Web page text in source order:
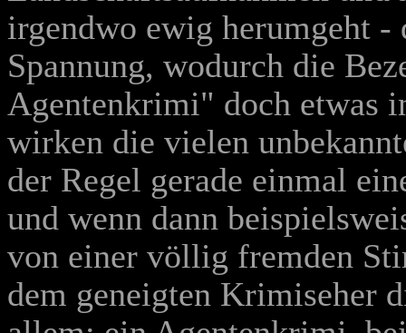
irgendwo ewig herumgeht -
Spannung, wodurch die
Agentenkrimi" doch etwas
wirken die vielen
der Regel gerade einmal
und wenn dann
von einer völlig fremden
dem geneigten Krimiseher